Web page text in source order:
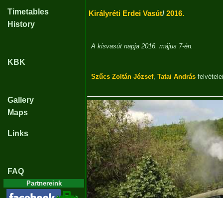
Timetables
History
KBK
Gallery
Maps
Links
FAQ
Partnereink
Királyréti Erdei Vasút/ 2016.
A kisvasút napja 2016. május 7-én.
Szűcs Zoltán József, Tatai András felvételei